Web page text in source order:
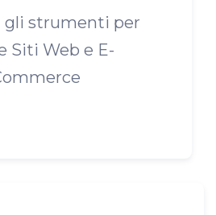
strumenti per
Siti Web e E-